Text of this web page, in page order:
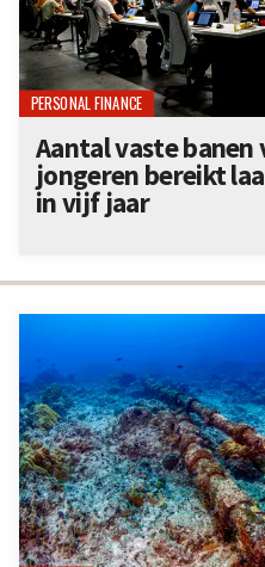
PERSONAL FINANCE
Aantal vaste banen
jongeren bereikt
in vijf jaar